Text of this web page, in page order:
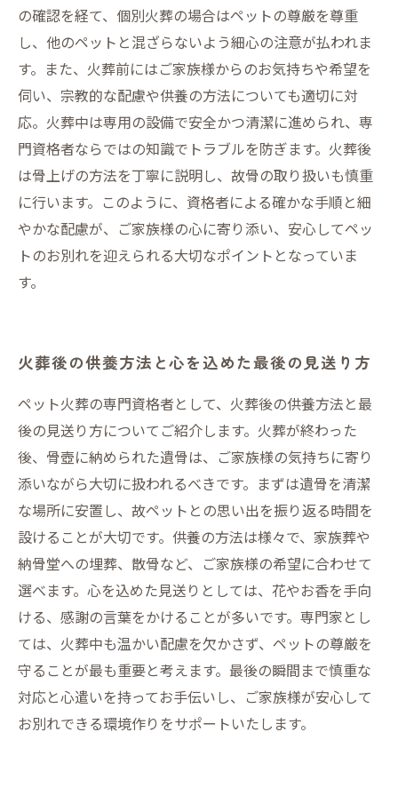
の確認を経て、個別火葬の場合はペットの尊厳を尊重
し、他のペットと混ざらないよう細心の注意が払われま
す。また、火葬前にはご家族様からのお気持ちや希望を
伺い、宗教的な配慮や供養の方法についても適切に対
応。火葬中は専用の設備で安全かつ清潔に進められ、専
門資格者ならではの知識でトラブルを防ぎます。火葬後
は骨上げの方法を丁寧に説明し、故骨の取り扱いも慎重
に行います。このように、資格者による確かな手順と細
やかな配慮が、ご家族様の心に寄り添い、安心してペッ
トのお別れを迎えられる大切なポイントとなっていま
す。
火葬後の供養方法と心を込めた最後の見送り方
ペット火葬の専門資格者として、火葬後の供養方法と最
後の見送り方についてご紹介します。火葬が終わった
後、骨壺に納められた遺骨は、ご家族様の気持ちに寄り
添いながら大切に扱われるべきです。まずは遺骨を清潔
な場所に安置し、故ペットとの思い出を振り返る時間を
設けることが大切です。供養の方法は様々で、家族葬や
納骨堂への埋葬、散骨など、ご家族様の希望に合わせて
選べます。心を込めた見送りとしては、花やお香を手向
ける、感謝の言葉をかけることが多いです。専門家とし
ては、火葬中も温かい配慮を欠かさず、ペットの尊厳を
守ることが最も重要と考えます。最後の瞬間まで慎重な
対応と心遣いを持ってお手伝いし、ご家族様が安心して
お別れできる環境作りをサポートいたします。